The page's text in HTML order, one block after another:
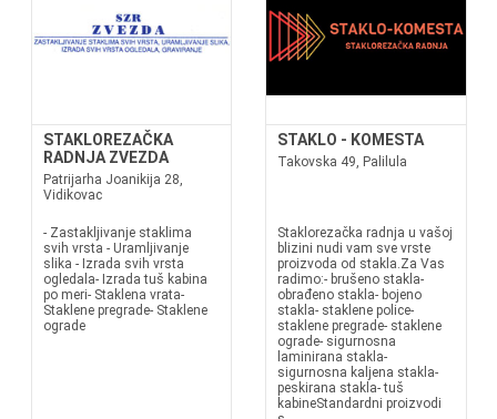
STAKLOREZAČKA
RADNJA ZVEZDA
Patrijarha Joanikija 28,
Vidikovac
- Zastakljivanje staklima
svih vrsta - Uramljivanje
slika - Izrada svih vrsta
ogledala- Izrada tuš kabina
po meri- Staklena vrata-
Staklene pregrade- Staklene
ograde
STAKLO - KOMESTA
Takovska 49, Palilula
Staklorezačka radnja u vašoj
blizini nudi vam sve vrste
proizvoda od stakla.Za Vas
radimo:- brušeno stakla-
obrađeno stakla- bojeno
stakla- staklene police-
staklene pregrade- staklene
ograde- sigurnosna
laminirana stakla-
sigurnosna kaljena stakla-
peskirana stakla- tuš
kabineStandardni proizvodi